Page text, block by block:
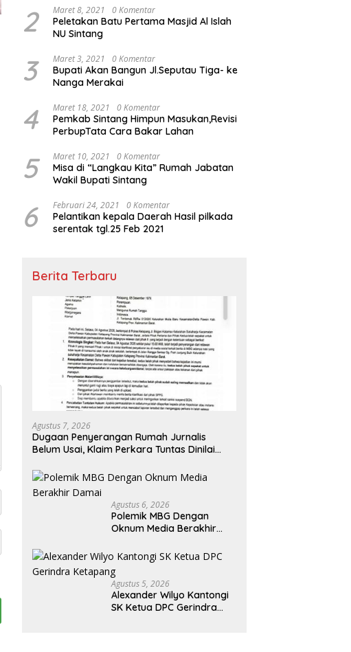
2 Maret 8, 2021 0 Komentar
Peletakan Batu Pertama Masjid Al Islah
NU Sintang
3 Maret 3, 2021 0 Komentar
Bupati Akan Bangun Jl.Seputau Tiga- ke
Nanga Merakai
4 Maret 18, 2021 0 Komentar
Pemkab Sintang Himpun Masukan,Revisi
PerbupTata Cara Bakar Lahan
5 Maret 10, 2021 0 Komentar
Misa di “Langkau Kita” Rumah Jabatan
Wakil Bupati Sintang
6 Februari 24, 2021 0 Komentar
Pelantikan kepala Daerah Hasil pilkada
serentak tgl.25 Feb 2021
Berita Terbaru
Agustus 7, 2026
Dugaan Penyerangan Rumah Jurnalis
Belum Usai, Klaim Perkara Tuntas Dinilai
Agustus 6, 2026
Polemik MBG Dengan
Oknum Media Berakhir
Agustus 5, 2026
Alexander Wilyo Kantongi
SK Ketua DPC Gerindra